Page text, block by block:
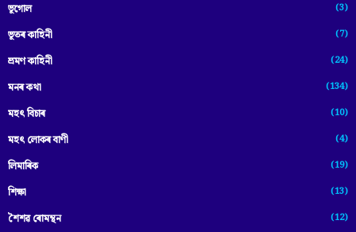
ভূগোল (3)
ভূতৰ কাহিনী (7)
ভ্ৰমণ কাহিনী (24)
মনৰ কথা (134)
মহৎ বিচাৰ (10)
মহৎ লোকৰ বাণী (4)
লিমাৰিক (19)
শিক্ষা (13)
শৈশৱ ৰোমন্থন (12)